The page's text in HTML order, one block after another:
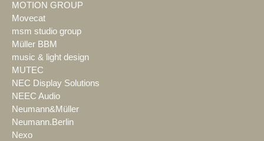
MOTION GROUP
Movecat
msm studio group
Müller BBM
music & light design
MUTEC
NEC Display Solutions
NEEC Audio
Neumann&Müller
Neumann.Berlin
Nexo